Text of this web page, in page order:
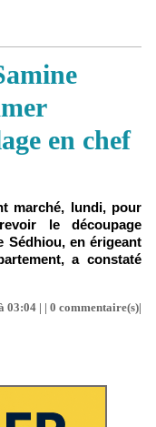
en chef
marché, lundi, pour
le découpage
Sédhiou, en érigeant
a constaté
03:04 | | 0 commentaire(s)|